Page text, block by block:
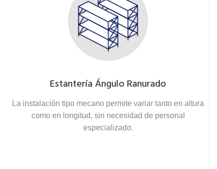
Estantería Ángulo Ranurado
La instalación tipo mecano permite variar tanto en altura
como en longitud, sin necesidad de personal
especializado.